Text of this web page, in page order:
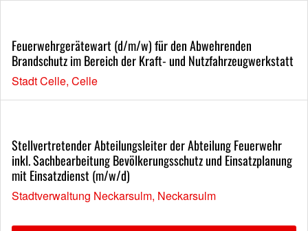
Feuerwehrgerätewart (d/m/w) für den Abwehrenden
Brandschutz im Bereich der Kraft- und Nutzfahrzeugwerkstatt
Stadt Celle, Celle
Stellvertretender Abteilungsleiter der Abteilung Feuerwehr
inkl. Sachbearbeitung Bevölkerungsschutz und Einsatzplanung
mit Einsatzdienst (m/w/d)
Stadtverwaltung Neckarsulm, Neckarsulm